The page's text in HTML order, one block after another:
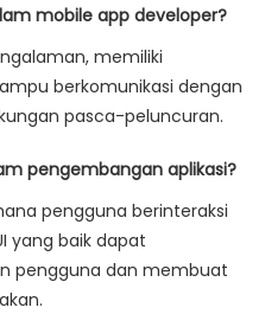
mobile app developer?
memiliki
berkomunikasi dengan
pasca-peluncuran.
pengembangan aplikasi?
pengguna berinteraksi
yang baik dapat
pengguna dan membuat